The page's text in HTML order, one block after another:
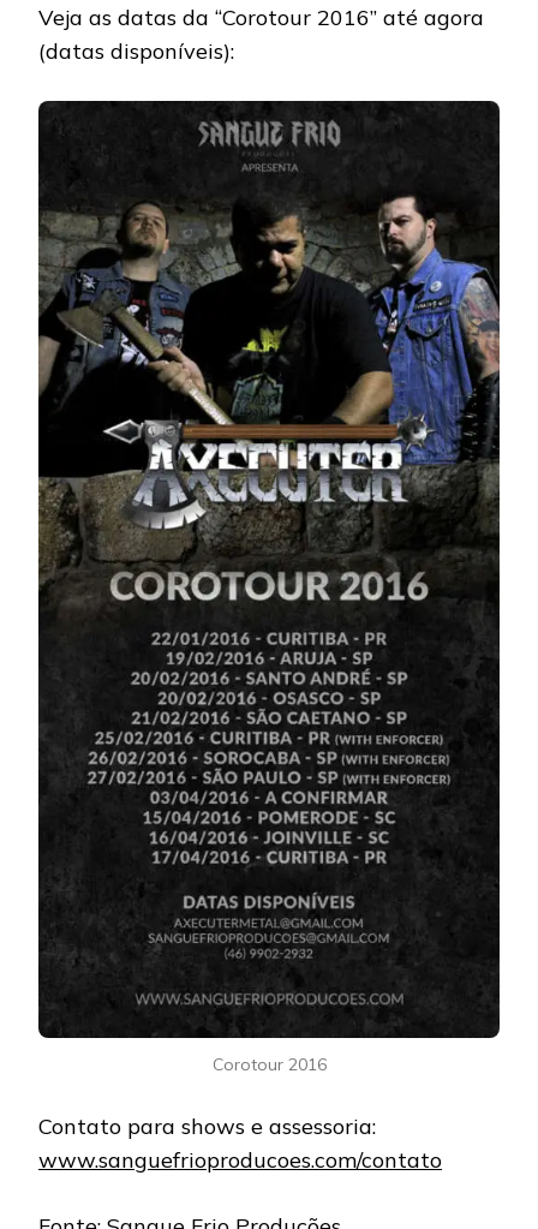
Veja as datas da “Corotour 2016” até agora
(datas disponíveis):
Corotour 2016
Contato para shows e assessoria:
www.sanguefrioproducoes.com/contato